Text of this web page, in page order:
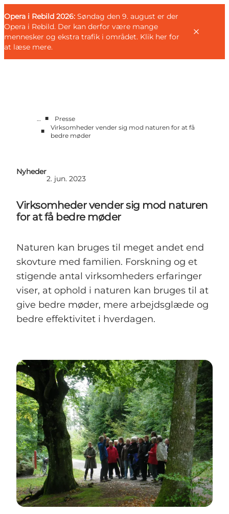
Opera i Rebild 2026: Søndag den 9. august er der
Opera i Rebild. Der kan derfor være mange
mennesker og ekstra trafik i området. Klik her for
at læse mere.
Events
Presse
Erhverv
Deutsch
… ■
Presse
■
Virksomheder vender sig mod naturen for at få
bedre møder
Nyheder
2. jun. 2023
Virksomheder vender sig mod naturen
for at få bedre møder
Naturen kan bruges til meget andet end
skovture med familien. Forskning og et
stigende antal virksomheders erfaringer
viser, at ophold i naturen kan bruges til at
give bedre møder, mere arbejdsglæde og
bedre effektivitet i hverdagen.